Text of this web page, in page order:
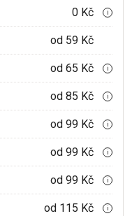
0 Kč i
od 59 Kč
od 65 Kč i
od 85 Kč i
od 99 Kč i
od 99 Kč i
od 99 Kč i
od 115 Kč i